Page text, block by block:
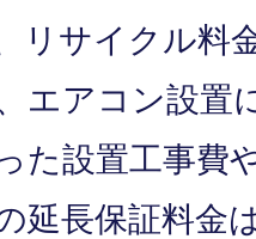
リサイクル料
エアコン設置
た設置工事費
延長保証料金